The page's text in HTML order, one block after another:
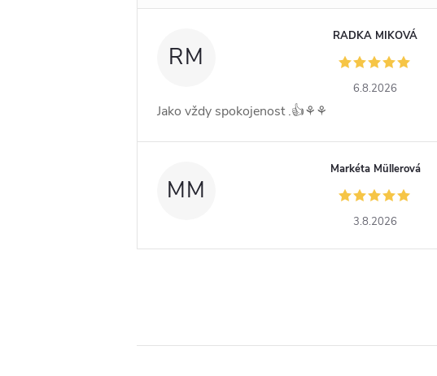
RM
RADKA MIKOVÁ
6.8.2026
Jako vždy spokojenost .👍⚘️⚘️
MM
Markéta Müllerová
3.8.2026